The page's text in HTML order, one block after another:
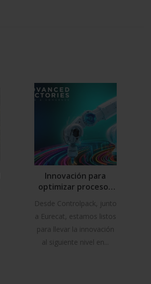
Innovación para
optimizar procesos
Factories 2025
Desde Controlpack, junto
a Eurecat, estamos listos
para llevar la innovación
al siguiente nivel en...